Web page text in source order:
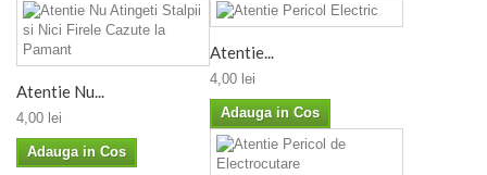
Atentie Nu...
4,00 lei
Adauga in Cos
Atentie...
4,00 lei
Adauga in Cos